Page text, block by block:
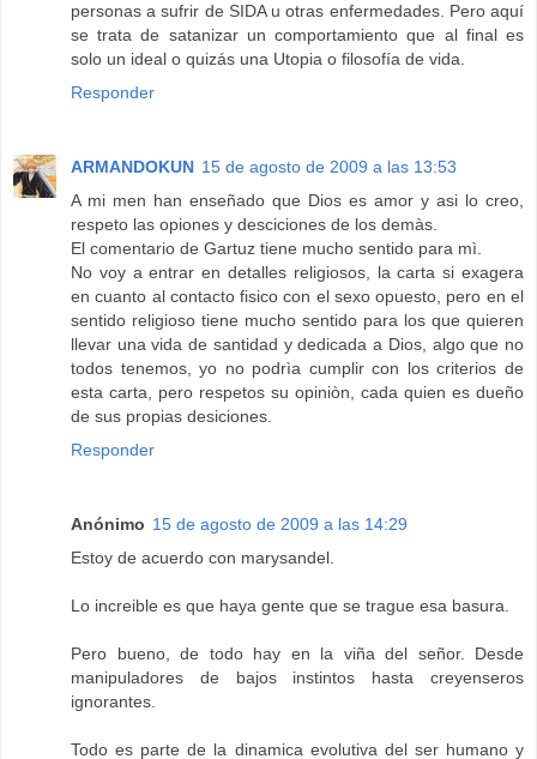
personas a sufrir de SIDA u otras enfermedades. Pero aquí
se trata de satanizar un comportamiento que al final es
solo un ideal o quizás una Utopia o filosofía de vida.
Responder
ARMANDOKUN 15 de agosto de 2009 a las 13:53
A mi men han enseñado que Dios es amor y asi lo creo,
respeto las opiones y desciciones de los demàs.
El comentario de Gartuz tiene mucho sentido para mì.
No voy a entrar en detalles religiosos, la carta si exagera
en cuanto al contacto fisico con el sexo opuesto, pero en el
sentido religioso tiene mucho sentido para los que quieren
llevar una vida de santidad y dedicada a Dios, algo que no
todos tenemos, yo no podrìa cumplir con los criterios de
esta carta, pero respetos su opiniòn, cada quien es dueño
de sus propias desiciones.
Responder
Anónimo 15 de agosto de 2009 a las 14:29
Estoy de acuerdo con marysandel.
Lo increible es que haya gente que se trague esa basura.
Pero bueno, de todo hay en la viña del señor. Desde
manipuladores de bajos instintos hasta creyenseros
ignorantes.
Todo es parte de la dinamica evolutiva del ser humano y